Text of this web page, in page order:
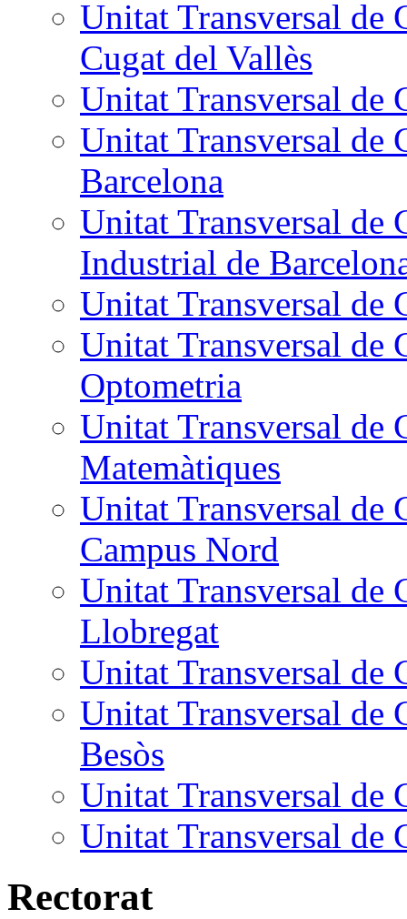
Unitat Transversal de
Cugat del Vallès
Unitat Transversal de
Unitat Transversal de
Barcelona
Unitat Transversal de
Industrial de
Unitat Transversal de
Unitat Transversal de
Optometria
Unitat Transversal de
Matemàtiques
Unitat Transversal de
Campus Nord
Unitat Transversal de
Llobregat
Unitat Transversal de
Unitat Transversal de
Besòs
Unitat Transversal de
Unitat Transversal de
Rectorat